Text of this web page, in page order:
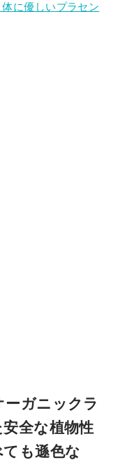
に優しいプラセン
ガニックラ
全な植物性
も遜色な